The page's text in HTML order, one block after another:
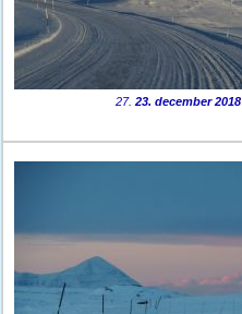
27. 23. december 2018